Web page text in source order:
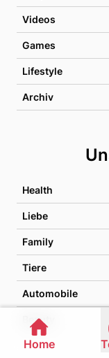
Videos
Games
Lifestyle
Archiv
Health
Liebe
Family
Tiere
Automobile
Beauty
Home